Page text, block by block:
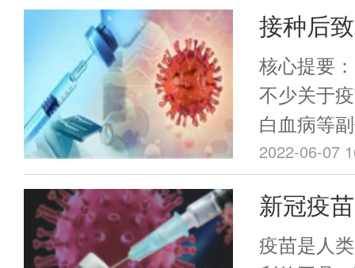
月30日美
商继续改
分考虑
性。已成
BA.4/5的
对目前的
疫苗）远
忧？
接种后
文讲清
伪
核心提要
不少关于
白血病等
国疾控中
庆回应表
的一些病
范流程，
2022-06-07
新冠疫
据 但疫
疫苗是人